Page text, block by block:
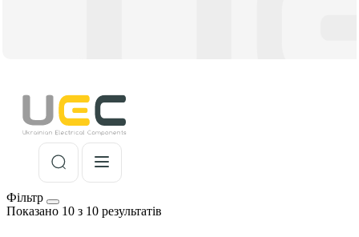
Фільтр
Показано 10 з 10 результатів